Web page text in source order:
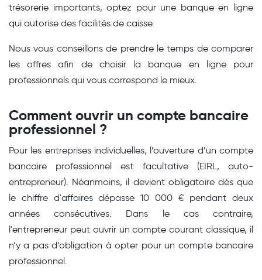
trésorerie importants, optez pour une banque en ligne
qui autorise des facilités de caisse.
Nous vous conseillons de prendre le temps de comparer
les offres afin de choisir la banque en ligne pour
professionnels qui vous correspond le mieux.
Comment ouvrir un compte bancaire
professionnel ?
Pour les entreprises individuelles, l’ouverture d’un compte
bancaire professionnel est facultative (EIRL, auto-
entrepreneur). Néanmoins, il devient obligatoire dès que
le chiffre d'affaires dépasse 10 000 € pendant deux
années consécutives. Dans le cas contraire,
l'entrepreneur peut ouvrir un compte courant classique, il
n’y a pas d’obligation à opter pour un compte bancaire
professionnel.